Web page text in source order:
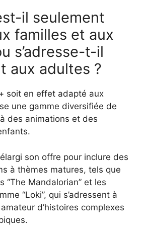
il seulement
familles et aux
s’adresse-t-il
aux adultes ?
soit en effet adapté aux
une gamme diversifiée de
des animations et des
son offre pour inclure des
à thèmes matures, tels que
“The Mandalorian” et les
“Loki”, qui s’adressent à
d’histoires complexes